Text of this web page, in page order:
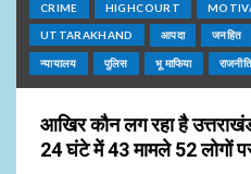
CRIME HIGHCOURT
UTTARAKHAND आपदा जनहित
न्यायालय पुलिस भू माफिया राजनीति
आखिर कौन लग रहा है
24 घंटे में 43 मामले 52 लोगों